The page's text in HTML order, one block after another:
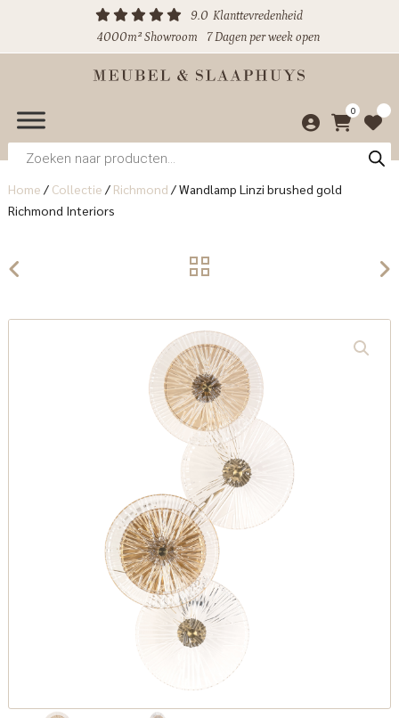
9.0 Klanttevredenheid
4000m² Showroom
7 Dagen per week open
0
Producten
zoeken
Home / Collectie / Richmond /Wandlamp Linzi brushed gold
Richmond Interiors